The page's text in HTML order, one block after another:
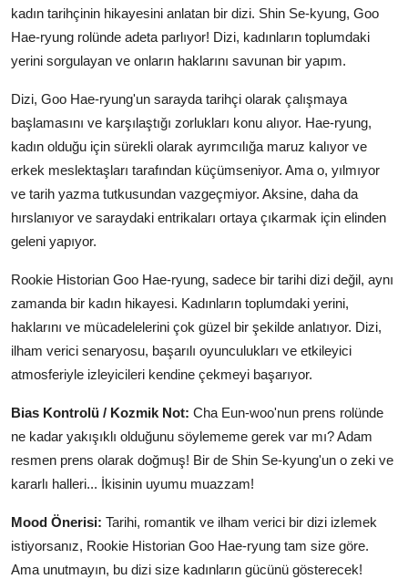
kadın tarihçinin hikayesini anlatan bir dizi. Shin Se-kyung, Goo
Hae-ryung rolünde adeta parlıyor! Dizi, kadınların toplumdaki
yerini sorgulayan ve onların haklarını savunan bir yapım.
Dizi, Goo Hae-ryung'un sarayda tarihçi olarak çalışmaya
başlamasını ve karşılaştığı zorlukları konu alıyor. Hae-ryung,
kadın olduğu için sürekli olarak ayrımcılığa maruz kalıyor ve
erkek meslektaşları tarafından küçümseniyor. Ama o, yılmıyor
ve tarih yazma tutkusundan vazgeçmiyor. Aksine, daha da
hırslanıyor ve saraydaki entrikaları ortaya çıkarmak için elinden
geleni yapıyor.
Rookie Historian Goo Hae-ryung, sadece bir tarihi dizi değil, aynı
zamanda bir kadın hikayesi. Kadınların toplumdaki yerini,
haklarını ve mücadelelerini çok güzel bir şekilde anlatıyor. Dizi,
ilham verici senaryosu, başarılı oyunculukları ve etkileyici
atmosferiyle izleyicileri kendine çekmeyi başarıyor.
Bias Kontrolü / Kozmik Not: Cha Eun-woo'nun prens rolünde
ne kadar yakışıklı olduğunu söylememe gerek var mı? Adam
resmen prens olarak doğmuş! Bir de Shin Se-kyung'un o zeki ve
kararlı halleri... İkisinin uyumu muazzam!
Mood Önerisi: Tarihi, romantik ve ilham verici bir dizi izlemek
istiyorsanız, Rookie Historian Goo Hae-ryung tam size göre.
Ama unutmayın, bu dizi size kadınların gücünü gösterecek!